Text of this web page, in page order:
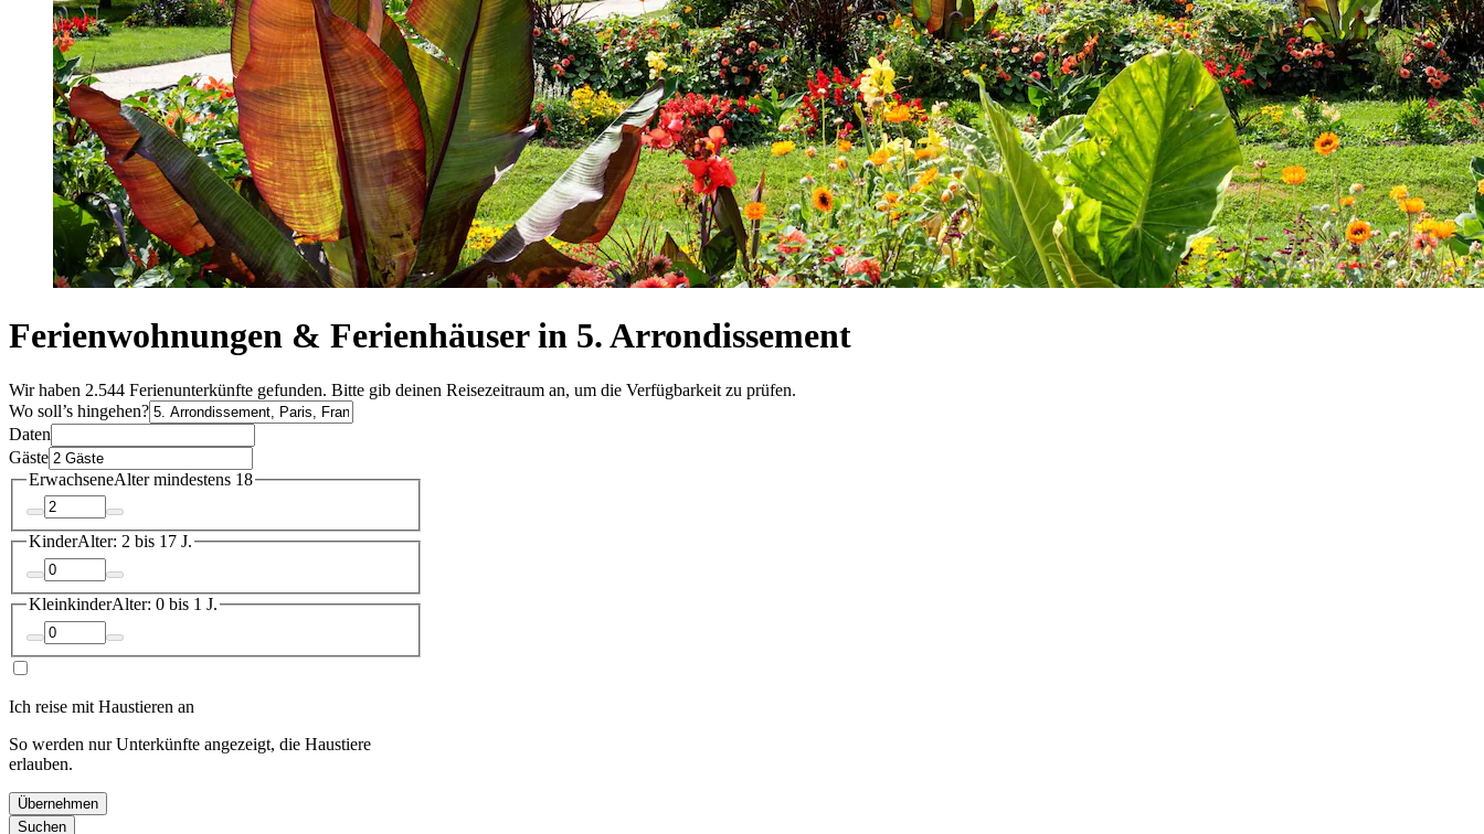
Ferienwohnungen & Ferienhäuser in 5. Arrondissement
Wir haben 2.544 Ferienunterkünfte gefunden. Bitte gib deinen Reisezeitraum an, um die Verfügbarkeit zu prüfen.
Wo soll’s hingehen?
Daten
Gäste
ErwachseneAlter mindestens 18
KinderAlter: 2 bis 17 J.
KleinkinderAlter: 0 bis 1 J.
Ich reise mit Haustieren an
So werden nur Unterkünfte angezeigt, die Haustiere
erlauben.
Übernehmen
Suchen